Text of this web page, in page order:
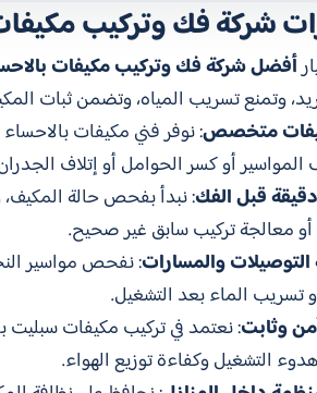
شركة فك وتركيب
أفضل شركة فك وتركيب مكيفات
وتمنع تسريب المياه، وتضمن ثبات
متخصص: نوفر فني مكيفات
المواسير أو كسر الحوامل أو إتلاف
قبل الفك: نبدأ بفحص حالة
أو معالجة تركيب سابق غير صحيح.
والمسارات: نفحص مواسير
تسريب الماء بعد التشغيل.
وثابت: نعتمد في تركيب مكيفات سبليت
التشغيل وكفاءة توزيع الهواء.